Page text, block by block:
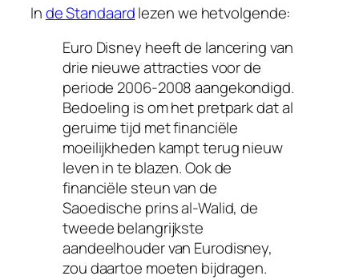
Inde Standaardlezen we hetvolgende:
Euro Disney heeft de lancering van
drie nieuwe attracties voor de
periode 2006-2008 aangekondigd.
Bedoeling is om het pretpark dat al
geruime tijd met financiële
moeilijkheden kampt terug nieuw
leven in te blazen. Ook de
financiële steun van de
Saoedische prins al-Walid, de
tweede belangrijkste
aandeelhouder van Eurodisney,
zou daartoe moeten bijdragen.